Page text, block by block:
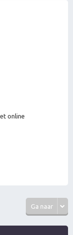
online
Ga naar